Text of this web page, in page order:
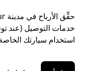
خدمات التوصيل (عند
استخدام سيارتك